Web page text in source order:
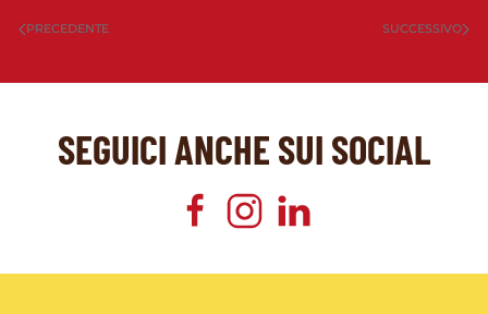
PRECEDENTE SUCCESSIVO
SEGUICI ANCHE SUI SOCIAL